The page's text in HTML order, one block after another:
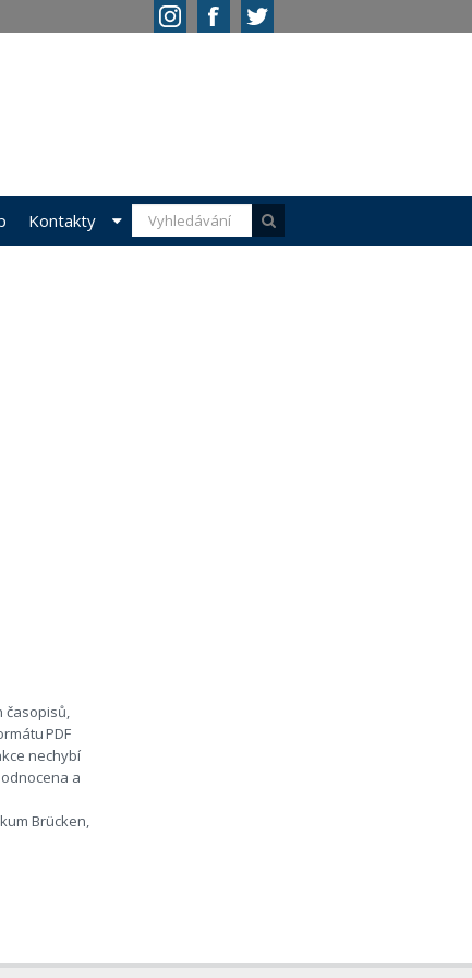
časopisů,
PDF
nechybí
a
Brücken,
Kontakty